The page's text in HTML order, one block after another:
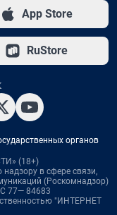
App Store
RuStore
органов
(18+)
в сфере связи,
(Роскомнадзор)
77— 84683
"ИНТЕРНЕТ